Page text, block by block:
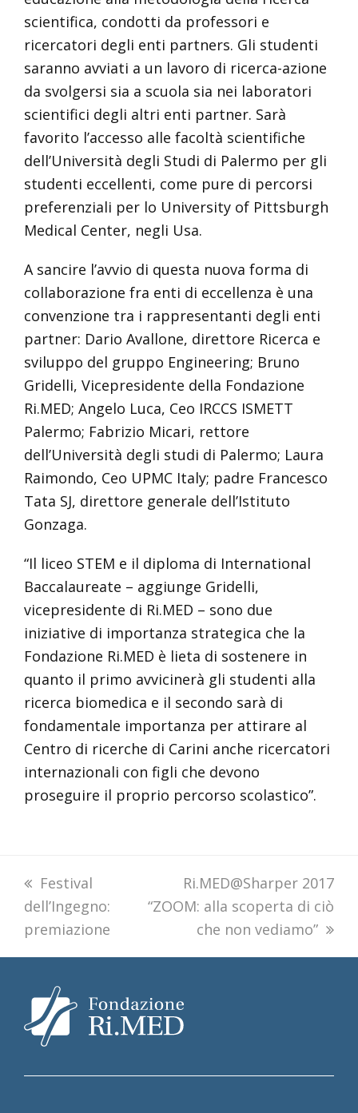
scientifica, condotti da professori e
ricercatori degli enti partners. Gli studenti
saranno avviati a un lavoro di ricerca-azione
da svolgersi sia a scuola sia nei laboratori
scientifici degli altri enti partner. Sarà
favorito l’accesso alle facoltà scientifiche
dell’Università degli Studi di Palermo per gli
studenti eccellenti, come pure di percorsi
preferenziali per lo University of Pittsburgh
Medical Center, negli Usa.
A sancire l’avvio di questa nuova forma di
collaborazione fra enti di eccellenza è una
convenzione tra i rappresentanti degli enti
partner: Dario Avallone, direttore Ricerca e
sviluppo del gruppo Engineering; Bruno
Gridelli, Vicepresidente della Fondazione
Ri.MED; Angelo Luca, Ceo IRCCS ISMETT
Palermo; Fabrizio Micari, rettore
dell’Università degli studi di Palermo; Laura
Raimondo, Ceo UPMC Italy; padre Francesco
Tata SJ, direttore generale dell’Istituto
Gonzaga.
“Il liceo STEM e il diploma di International
Baccalaureate – aggiunge Gridelli,
vicepresidente di Ri.MED – sono due
iniziative di importanza strategica che la
Fondazione Ri.MED è lieta di sostenere in
quanto il primo avvicinerà gli studenti alla
ricerca biomedica e il secondo sarà di
fondamentale importanza per attirare al
Centro di ricerche di Carini anche ricercatori
internazionali con figli che devono
proseguire il proprio percorso scolastico”.
previous
post:
Festival
dell’Ingegno:
premiazione
next
post:
Ri.MED@Sharper 2017
“ZOOM: alla scoperta di ciò
che non vediamo”